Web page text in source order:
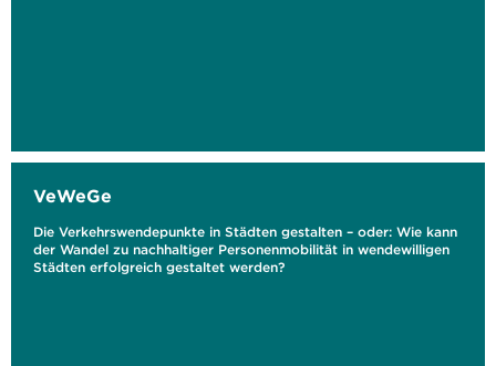
VeWeGe
Die Verkehrswendepunkte in Städten gestalten – oder: Wie kann
der Wandel zu nachhaltiger Personenmobilität in wendewilligen
Städten erfolgreich gestaltet werden?